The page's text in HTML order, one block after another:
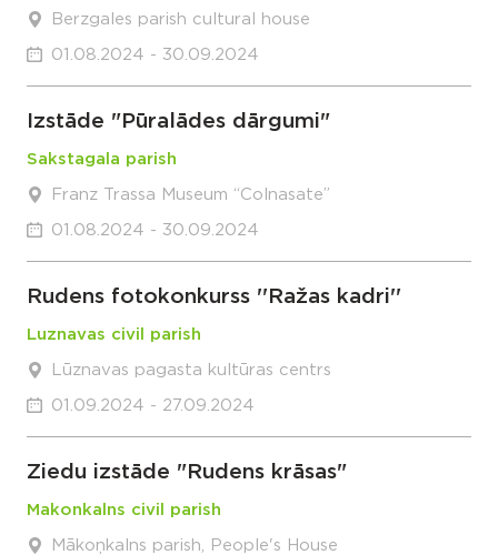
Berzgales parish cultural house
01.08.2024 - 30.09.2024
Izstāde "Pūralādes dārgumi"
Sakstagala parish
Franz Trassa Museum “Colnasate”
01.08.2024 - 30.09.2024
Rudens fotokonkurss ''Ražas kadri''
Luznavas civil parish
Lūznavas pagasta kultūras centrs
01.09.2024 - 27.09.2024
Ziedu izstāde "Rudens krāsas"
Makonkalns civil parish
Mākoņkalns parish, People's House